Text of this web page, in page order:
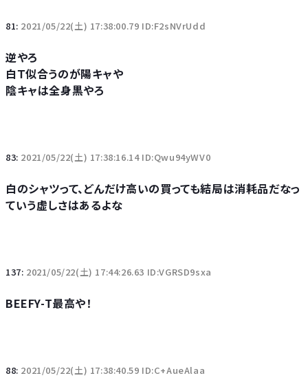
81: 2021/05/22(土) 17:38:00.79 ID:F2sNVrUdd
逆やろ
白Ｔ似合うのが陽キャや
陰キャは全身黒やろ
83: 2021/05/22(土) 17:38:16.14 ID:Qwu94yWV0
白のシャツって、どんだけ高いの買っても結局は消耗品だなっ
ていう虚しさはあるよな
137: 2021/05/22(土) 17:44:26.63 ID:VGRSD9sxa
BEEFY-T最高や！
88: 2021/05/22(土) 17:38:40.59 ID:C+AueAlaa